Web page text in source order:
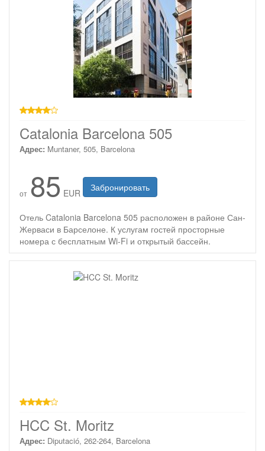
Catalonia Barcelona 505
Адрес: Muntaner, 505, Barcelona
от 85 EUR Забронировать
Отель Catalonia Barcelona 505 расположен в районе Сан-
Жерваси в Барселоне. К услугам гостей просторные
номера с бесплатным Wi-Fi и открытый бассейн.
HCC St. Moritz
Адрес: Diputació, 262-264, Barcelona